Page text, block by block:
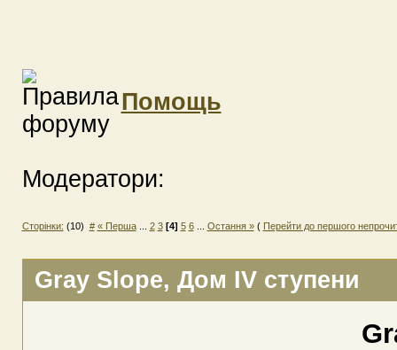
Помощь
Модератори:
Сторінки: (10) # « Перша... 2 3 [4] 5 6... Остання »( Перейти до першого
Gray Slope, Дом IV ступени